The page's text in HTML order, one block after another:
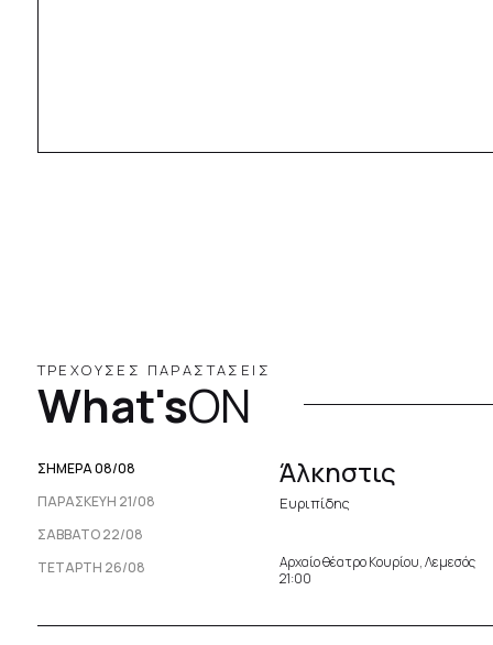
ΤΡΕΧΟΥΣΕΣ ΠΑΡΑΣΤΑΣΕΙΣ
What'sON
ΣΗΜΕΡΑ 08/08
ΠΑΡΑΣΚΕΥΉ 21/08
ΣΆΒΒΑΤΟ 22/08
ΤΕΤΆΡΤΗ 26/08
Άλκηστις
Ευριπίδης
Αρχαίο θέατρο Κουρίου, Λεμεσός
21:00